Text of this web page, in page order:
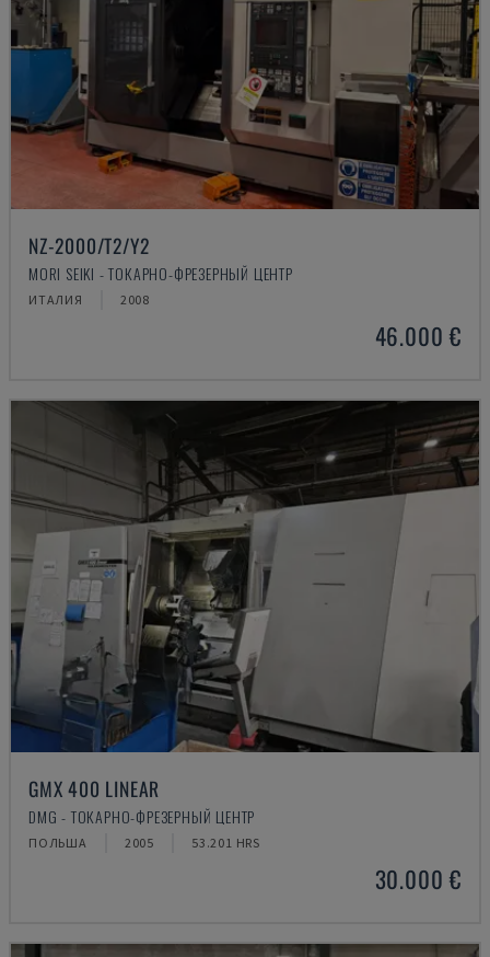
NZ-2000/T2/Y2
MORI SEIKI - ТОКАРНО-ФРЕЗЕРНЫЙ ЦЕНТР
ИТАЛИЯ 2008
46.000 €
GMX 400 LINEAR
DMG - ТОКАРНО-ФРЕЗЕРНЫЙ ЦЕНТР
ПОЛЬША 2005 53.201 HRS
30.000 €